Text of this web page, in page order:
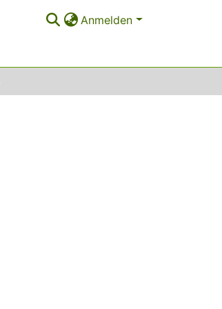
Anmelden